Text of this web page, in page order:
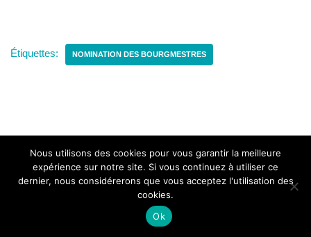
Étiquettes: NOMINATION DES BOURGMESTRES
UF - Unions des francophones
réservés. - Powered by
Nous utilisons des cookies pour vous garantir la meilleure
expérience sur notre site. Si vous continuez à utiliser ce
dernier, nous considérerons que vous acceptez l'utilisation des
cookies.
Ok